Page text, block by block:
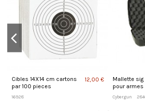
Cibles 14X14 cm cartons
par 100 pieces
16928
12,00 €
Mallette sig
pour armes
Cybergun